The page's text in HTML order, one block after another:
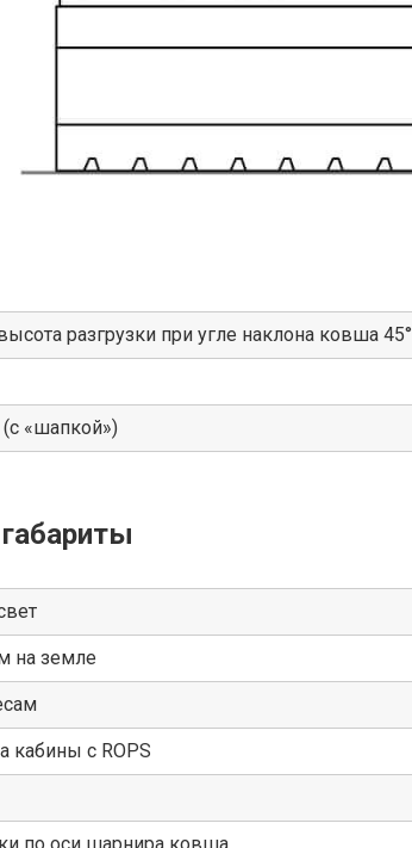
разгрузки при угле наклона ковша 45°
«шапкой»)
на земле
кабины с ROPS
по оси шарнира ковша